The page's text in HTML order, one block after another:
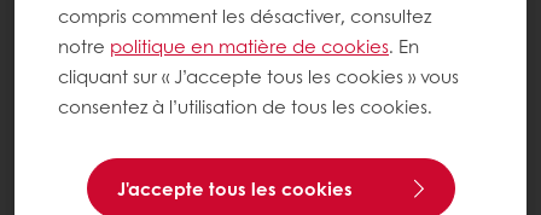
compris comment les désactiver, consultez
notre politique en matière de cookies. En
cliquant sur « J’accepte tous les cookies » vous
consentez à l’utilisation de tous les cookies.
J'accepte tous les cookies